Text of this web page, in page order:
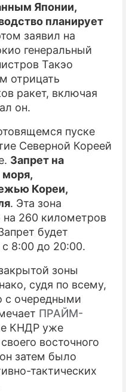
Японии,
планирует
заявил на
генеральный
Такэо
отрицать
ракет, включая
он.
пуске
Северной Кореей
Запрет на
моря,
Кореи,
. Эта зона
на 260 километров
будет
8:00 до 20:00.
зоны
судя по всему,
с очередными
ПРАЙМ-
КНДР уже
восточного
затем было
тактических